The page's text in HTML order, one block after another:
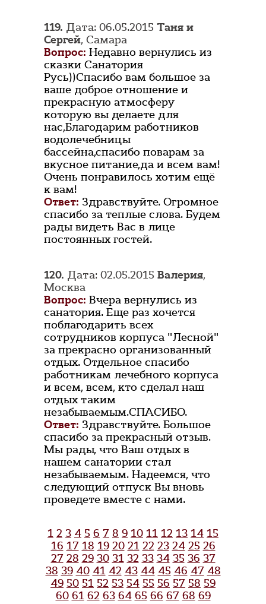
119. Дата: 06.05.2015 Таня и
Сергей, Самара
Вопрос: Недавно вернулись из
сказки Санатория
Русь))Спасибо вам большое за
ваше доброе отношение и
прекрасную атмосферу
которую вы делаете для
нас,Благодарим работников
водолечебницы
бассейна,спасибо поварам за
вкусное питание,да и всем вам!
Очень понравилось хотим ещё
к вам!
Ответ: Здравствуйте. Огромное
спасибо за теплые слова. Будем
рады видеть Вас в лице
постоянных гостей.
120. Дата: 02.05.2015 Валерия,
Москва
Вопрос: Вчера вернулись из
санатория. Еще раз хочется
поблагодарить всех
сотрудников корпуса "Лесной"
за прекрасно организованный
отдых. Отдельное спасибо
работникам лечебного корпуса
и всем, всем, кто сделал наш
отдых таким
незабываемым.СПАСИБО.
Ответ: Здравствуйте. Большое
спасибо за прекрасный отзыв.
Мы рады, что Ваш отдых в
нашем санатории стал
незабываемым. Надеемся, что
следующий отпуск Вы вновь
проведете вместе с нами.
1 2 3 4 5 6 7 8 9 10 11 12 13 14 15
16 17 18 19 20 21 22 23 24 25 26
27 28 29 30 31 32 33 34 35 36 37
38 39 40 41 42 43 44 45 46 47 48
49 50 51 52 53 54 55 56 57 58 59
60 61 62 63 64 65 66 67 68 69